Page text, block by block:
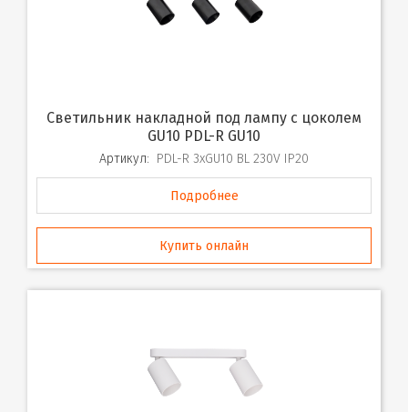
Светильник накладной под лампу с цоколем
GU10 PDL-R GU10
Артикул: PDL-R 3xGU10 BL 230V IP20
Подробнее
Купить онлайн